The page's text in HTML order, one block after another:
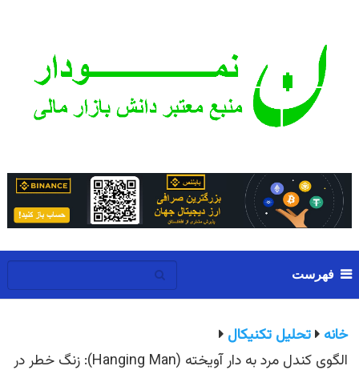
فهرست
خانه
تحلیل تکنیکال
الگوی کندل مرد به دار آویخته (Hanging Man): زنگ خطر در